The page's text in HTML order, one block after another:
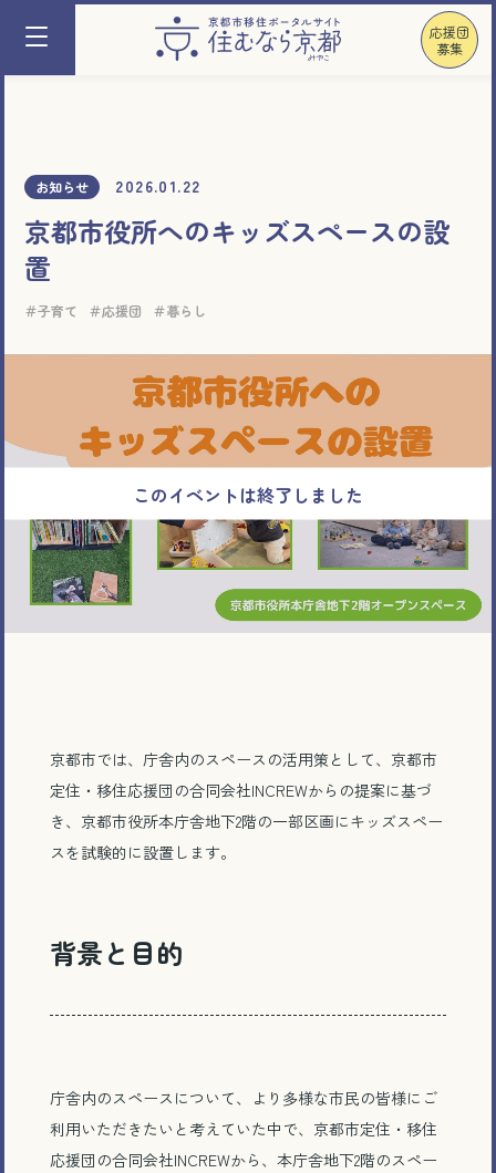
応援団
募集
お知らせ 2026.01.22
京都市役所へのキッズスペースの設
置
子育て 応援団 暮らし
京都市では、庁舎内のスペースの活用策として、京都市
定住・移住応援団の合同会社INCREWからの提案に基づ
き、京都市役所本庁舎地下2階の一部区画にキッズスペー
スを試験的に設置します。
背景と目的
庁舎内のスペースについて、より多様な市民の皆様にご
利用いただきたいと考えていた中で、京都市定住・移住
応援団の合同会社INCREWから、本庁舎地下2階のスペー